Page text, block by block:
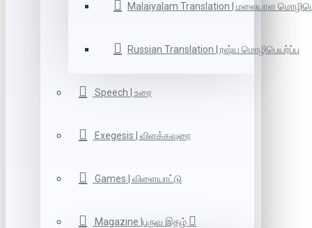
Malaiyalam Translation | மலையாள
Russian Translation | ரஷ்ய மொழிபெயர்ப்பு
Speech | உரை
Exegesis | விளக்கவுரை
Games | விளையாட்டு
Magazine |பருவ இதழ்